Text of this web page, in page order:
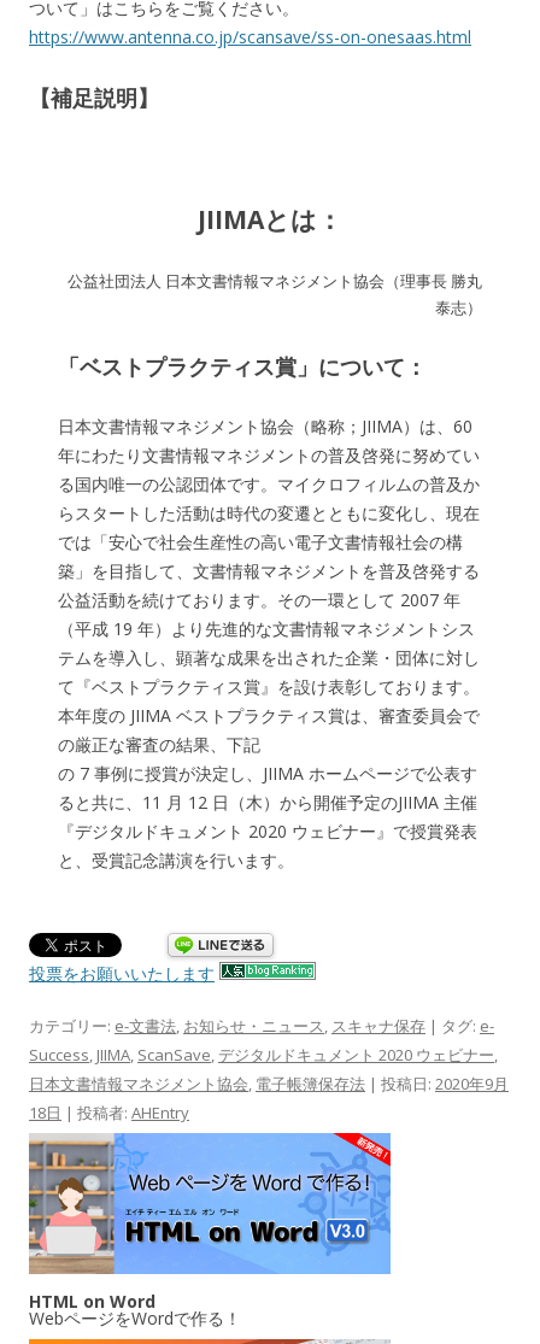
ついて」はこちらをご覧ください。
https://www.antenna.co.jp/scansave/ss-on-onesaas.html
【補足説明】
JIIMAとは：
公益社団法人 日本文書情報マネジメント協会（理事長 勝丸
泰志）
「ベストプラクティス賞」について：
日本文書情報マネジメント協会（略称；JIIMA）は、60
年にわたり文書情報マネジメントの普及啓発に努めてい
る国内唯一の公認団体です。マイクロフィルムの普及か
らスタートした活動は時代の変遷とともに変化し、現在
では「安心で社会生産性の高い電子文書情報社会の構
築」を目指して、文書情報マネジメントを普及啓発する
公益活動を続けております。その一環として 2007 年
（平成 19 年）より先進的な文書情報マネジメントシス
テムを導入し、顕著な成果を出された企業・団体に対し
て『ベストプラクティス賞』を設け表彰しております。
本年度の JIIMA ベストプラクティス賞は、審査委員会で
の厳正な審査の結果、下記
の 7 事例に授賞が決定し、JIIMA ホームページで公表す
ると共に、11 月 12 日（木）から開催予定のJIIMA 主催
『デジタルドキュメント 2020 ウェビナー』で授賞発表
と、受賞記念講演を行います。
投票をお願いいたします
カテゴリー: e-文書法, お知らせ・ニュース, スキャナ保存 | タグ: e-
Success, JIIMA, ScanSave, デジタルドキュメント 2020 ウェビナー,
日本文書情報マネジメント協会, 電子帳簿保存法 | 投稿日: 2020年9月
18日 | 投稿者: AHEntry
HTML on Word
WebページをWordで作る！